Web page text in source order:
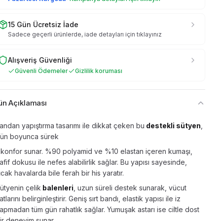
15 Gün Ücretsiz İade
Sadece geçerli ürünlerde, iade detayları için tıklayınız
Alışveriş Güvenliği
Güvenli Ödemeler Gizlilik koruması
Açıklaması
yapıştırma tasarımı ile dikkat çeken bu destekli sütyen
boyunca sürek
sunar. %90 polyamid ve %10 elastan içeren kumaşı,
dokusu ile nefes alabilirlik sağlar. Bu yapısı sayesinde,
havalarda bile ferah bir his yaratır.
çelik balenleri , uzun süreli destek sunarak, vücut
belirginleştirir. Geniş sırt bandı, elastik yapısı ile iz
tüm gün rahatlık sağlar. Yumuşak astarı ise ciltle dost